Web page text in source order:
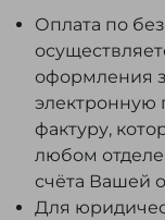
Оплата по
оформления
электронную
фактуру,
любом
счёта Вашей
Для